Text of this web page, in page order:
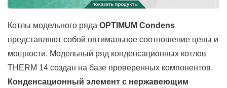
Котлы модельного ряда OPTIMUM Condens
представляют собой оптимальное соотношение цены и
мощности. Модельный ряд конденсационных котлов
THERM 14 создан на базе проверенных компонентов.
Конденсационный элемент с нержавеющим